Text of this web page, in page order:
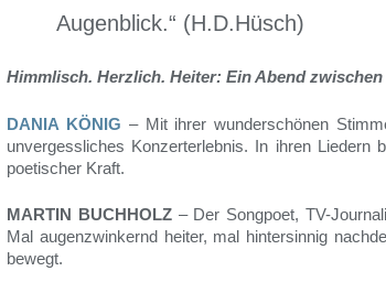
Augenblick.“ (H.D.Hüsch)
Himmlisch. Herzlich. Heiter: Ein Abend
DANIA KÖNIG – Mit ihrer wunderschönen
unvergessliches Konzerterlebnis. In ihren Liedern
poetischer Kraft.
MARTIN BUCHHOLZ– Der Songpoet, TV-
Mal augenzwinkernd heiter, mal hintersinnig
bewegt.